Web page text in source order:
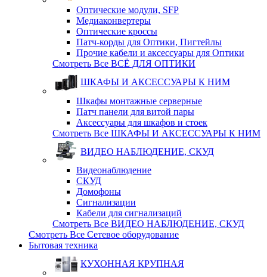
Оптические модули, SFP
Медиаконвертеры
Оптические кросcы
Патч-корды для Оптики, Пигтейлы
Прочие кабели и аксессуары для Оптики
Смотреть Все ВСЁ ДЛЯ ОПТИКИ
ШКАФЫ И АКСЕССУАРЫ К НИМ
Шкафы монтажные серверные
Патч панели для витой пары
Аксессуары для шкафов и стоек
Смотреть Все ШКАФЫ И АКСЕССУАРЫ К НИМ
ВИДЕО НАБЛЮДЕНИЕ, СКУД
Видеонаблюдение
СКУД
Домофоны
Сигнализации
Кабели для сигнализаций
Смотреть Все ВИДЕО НАБЛЮДЕНИЕ, СКУД
Смотреть Все Сетевое оборудование
Бытовая техника
КУХОННАЯ КРУПНАЯ